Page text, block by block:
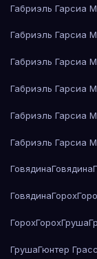
Габриэль Гарсиа
Габриэль Гарсиа
Габриэль Гарсиа
Габриэль Гарсиа
Габриэль Гарсиа
Габриэль Гарсиа
ГовядинаГовядина
ГовядинаГорох
ГорохГорохГруша
ГрушаГюнтер